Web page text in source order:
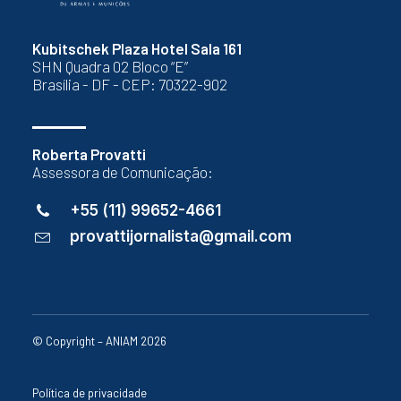
Kubitschek Plaza Hotel Sala 161
SHN Quadra 02 Bloco “E”
Brasília - DF - CEP: 70322-902
Roberta Provatti
Assessora de Comunicação:
+55 (11) 99652-4661
provattijornalista@gmail.com
© Copyright – ANIAM 2026
Política de privacidade